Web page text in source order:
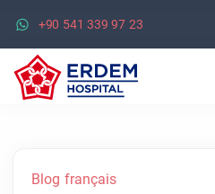
+90 541 339 97 23
Blog français